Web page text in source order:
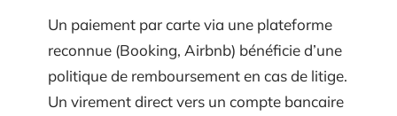
Un paiement par carte via une plateforme
reconnue (Booking, Airbnb) bénéficie d’une
politique de remboursement en cas de litige.
Un virement direct vers un compte bancaire